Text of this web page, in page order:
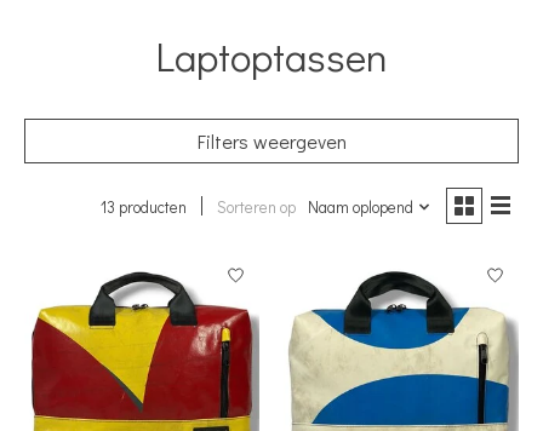
Laptoptassen
Filters weergeven
13 producten Sorteren op Naam oplopend